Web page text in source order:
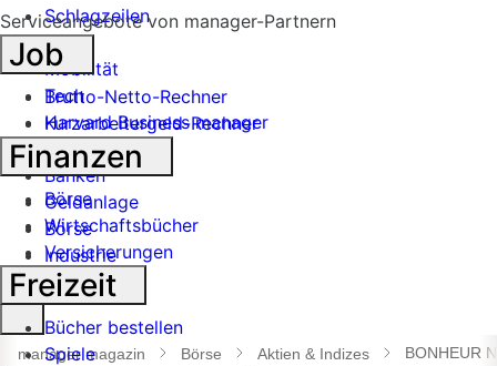
Schlagzeilen
Mobilität
Tech
Harvard Business manager
Handel
Banken
Geldanlage
Börse
Industrie
Suche
öffnen
manager magazin Börse Aktien & Indizes BONHEUR
Serviceangebote von manager-Partnern
Job
Brutto-Netto-Rechner
Kurzarbeitergeld-Rechner
Finanzen
Börse
Wirtschaftsbücher
Versicherungen
Freizeit
Bücher bestellen
Spiele